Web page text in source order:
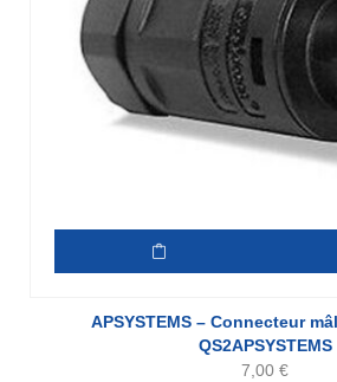
APSYSTEMS – Connecteur
QS2APSYSTEMS
7,00 €